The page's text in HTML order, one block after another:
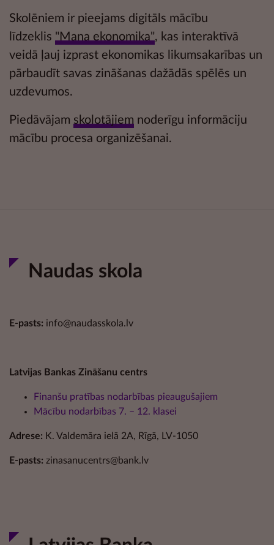
Skolēniem ir pieejams digitāls mācību
līdzeklis "Mana ekonomika", kas interaktīvā
veidā ļauj izprast ekonomikas likumsakarības un
pārbaudīt savas zināšanas dažādās spēlēs un
uzdevumos.
Piedāvājam skolotājiem noderīgu informāciju
mācību procesa organizēšanai.
Naudas skola
E-pasts: info@naudasskola.lv
Latvijas Bankas Zināšanu centrs
Finanšu pratības nodarbības pieaugušajiem
Mācību nodarbības 7. – 12. klasei
Adrese: K. Valdemāra ielā 2A, Rīgā, LV-1050
E-pasts: zinasanucentrs@bank.lv